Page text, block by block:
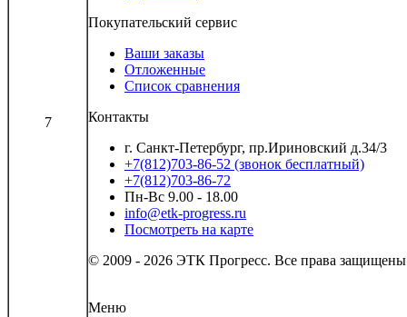
7
Покупательский сервис
Ваши заказы
Отложенные
Список сравнения
Контакты
г. Санкт-Петербург, пр.Ириновский д.34/3
+7(812)703-86-52 (звонок бесплатный)
+7(812)703-86-72
Пн-Вс 9.00 - 18.00
info@etk-progress.ru
Посмотреть на карте
© 2009 - 2026 ЭТК Прогресс. Все права
Меню